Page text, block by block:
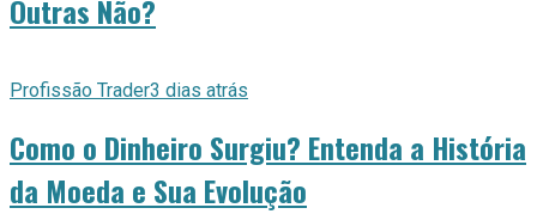
Outras Não?
Profissão Trader3 dias atrás
Como o Dinheiro Surgiu? Entenda a História
da Moeda e Sua Evolução